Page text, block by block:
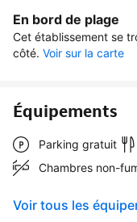
En bord de plage
Cet établissement se
côté. Voir sur la carte
Équipements
Parking gratuit
Chambres non-
Voir tous les